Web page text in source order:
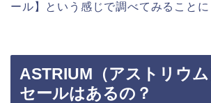
ール】という感じで調べてみることに
ASTRIUM（アストリウ
セールはあるの？